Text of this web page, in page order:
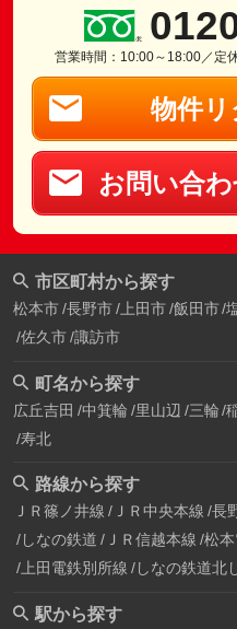
営業時間：10:00～18:00／定
物件リ
お問い合
市区町村から探す
松本市 長野市 上田市 飯田市
佐久市 諏訪市
町名から探す
広丘吉田 中箕輪 里山辺 三輪
寿北
路線から探す
ＪＲ篠ノ井線 ＪＲ中央本線 長
しなの鉄道 ＪＲ信越本線 松
上田電鉄別所線 しなの鉄道北
駅から探す